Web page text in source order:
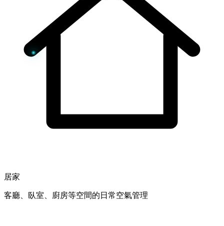
居家
客廳、臥室、廚房等空間的日常空氣管理